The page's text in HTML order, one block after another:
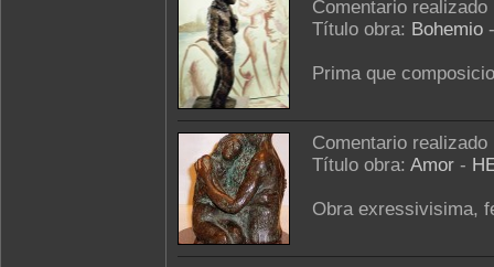
Comentario
Título obra: Bohemio
Prima que
Comentario
Título obra: Amor -
Obra exressivisima,